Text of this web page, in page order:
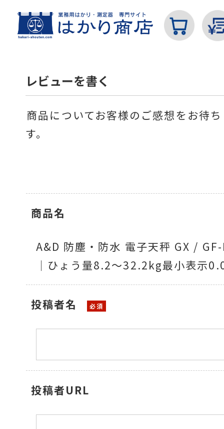
カテゴリから探す
分銅
温度計・湿度計
長さ測定器
濃度・環境測定
レビューを書く
商品についてお客様のご感想をお待
す。
商品名
A&D 防塵・防水 電子天秤 GX /
｜ひょう量8.2～32.2kg最小表示
投稿者名
投稿者URL